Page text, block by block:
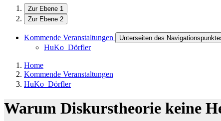
Zur Ebene 1
Zur Ebene 2
Kommende Veranstaltungen Unterseiten des
HuKo_Dörfler
Home
Kommende Veranstaltungen
HuKo_Dörfler
Warum Diskurstheorie keine